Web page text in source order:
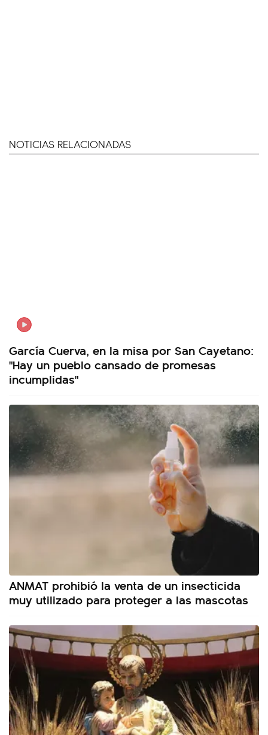
NOTICIAS RELACIONADAS
García Cuerva, en la misa por San Cayetano:
"Hay un pueblo cansado de promesas
incumplidas"
ANMAT prohibió la venta de un insecticida
muy utilizado para proteger a las mascotas